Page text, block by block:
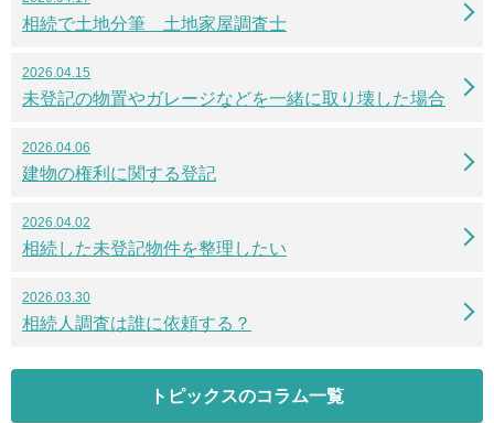
相続で土地分筆 土地家屋調査士
2026.04.15
未登記の物置やガレージなどを一緒に取り壊した場合
2026.04.06
建物の権利に関する登記
2026.04.02
相続した未登記物件を整理したい
2026.03.30
相続人調査は誰に依頼する？
トピックスのコラム一覧